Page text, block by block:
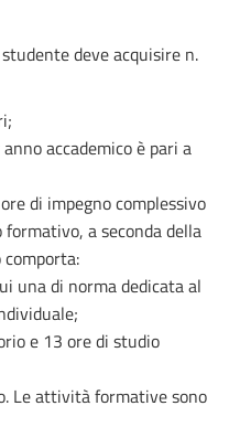
deve acquisire n.
accademico è pari a
di impegno complessivo
a seconda della
una di norma dedicata al
e 13 ore di studio
Le attività formative sono